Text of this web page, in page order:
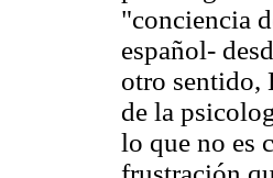
"conciencia
español-
otro sentido,
de la
lo que no es